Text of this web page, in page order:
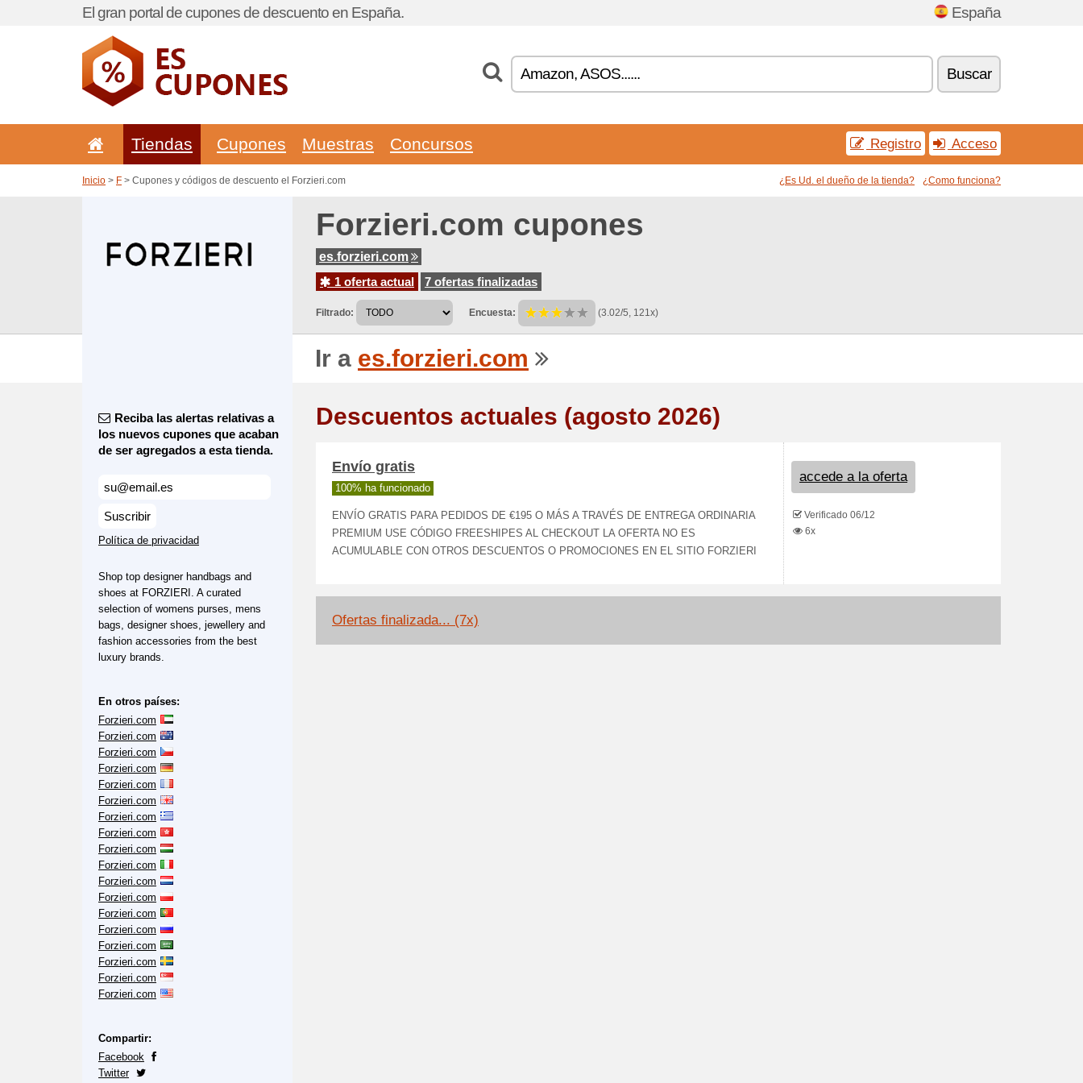
El gran portal de cupones de descuento en España. España
Buscar
Tiendas Cupones Muestras Concursos Registro Acceso
Inicio > F > Cupones y códigos de descuento el Forzieri.com ¿Es Ud. el dueño de la tienda? ¿Como funciona?
Forzieri.com cupones
es.forzieri.com
1 oferta actual
7 ofertas finalizadas
Filtrado: Encuesta: (3.02/5, 121x)
Ir a es.forzieri.com
Reciba las alertas relativas a
los nuevos cupones que acaban
de ser agregados a esta tienda.
Suscribir
Política de privacidad
Shop top designer handbags and
shoes at FORZIERI. A curated
selection of womens purses, mens
bags, designer shoes, jewellery and
fashion accessories from the best
luxury brands.
En otros países:
Forzieri.com
Forzieri.com
Forzieri.com
Forzieri.com
Forzieri.com
Forzieri.com
Forzieri.com
Forzieri.com
Forzieri.com
Forzieri.com
Forzieri.com
Forzieri.com
Forzieri.com
Forzieri.com
Forzieri.com
Forzieri.com
Forzieri.com
Forzieri.com
Compartir:
Facebook
Twitter
Descuentos actuales (agosto 2026)
Envío gratis
100% ha funcionado
ENVÍO GRATIS PARA PEDIDOS DE €195 O MÁS A TRAVÉS DE ENTREGA ORDINARIA
PREMIUM USE CÓDIGO FREESHIPES AL CHECKOUT LA OFERTA NO ES
ACUMULABLE CON OTROS DESCUENTOS O PROMOCIONES EN EL SITIO FORZIERI
accede a la oferta
Verificado 06/12
6x
Ofertas finalizada... (7x)